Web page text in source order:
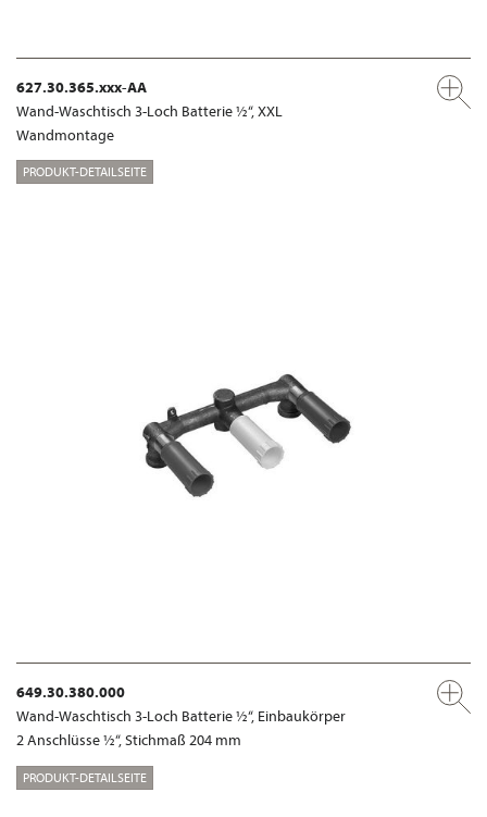
627.30.365.xxx-AA
Wand-Waschtisch 3-Loch Batterie ½“, XXL
Wandmontage
PRODUKT-DETAILSEITE
649.30.380.000
Wand-Waschtisch 3-Loch Batterie ½“, Einbaukörper
2 Anschlüsse ½“, Stichmaß 204 mm
PRODUKT-DETAILSEITE